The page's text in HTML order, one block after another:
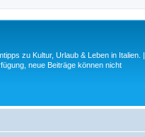
zu Kultur, Urlaub & Leben in Italien. |
neue Beiträge können nicht